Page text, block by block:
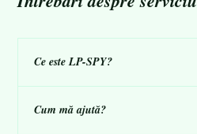
Ce este LP-SPY?
Cum mă ajută?